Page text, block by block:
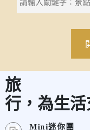
旅
行，為生
Mini迷你團